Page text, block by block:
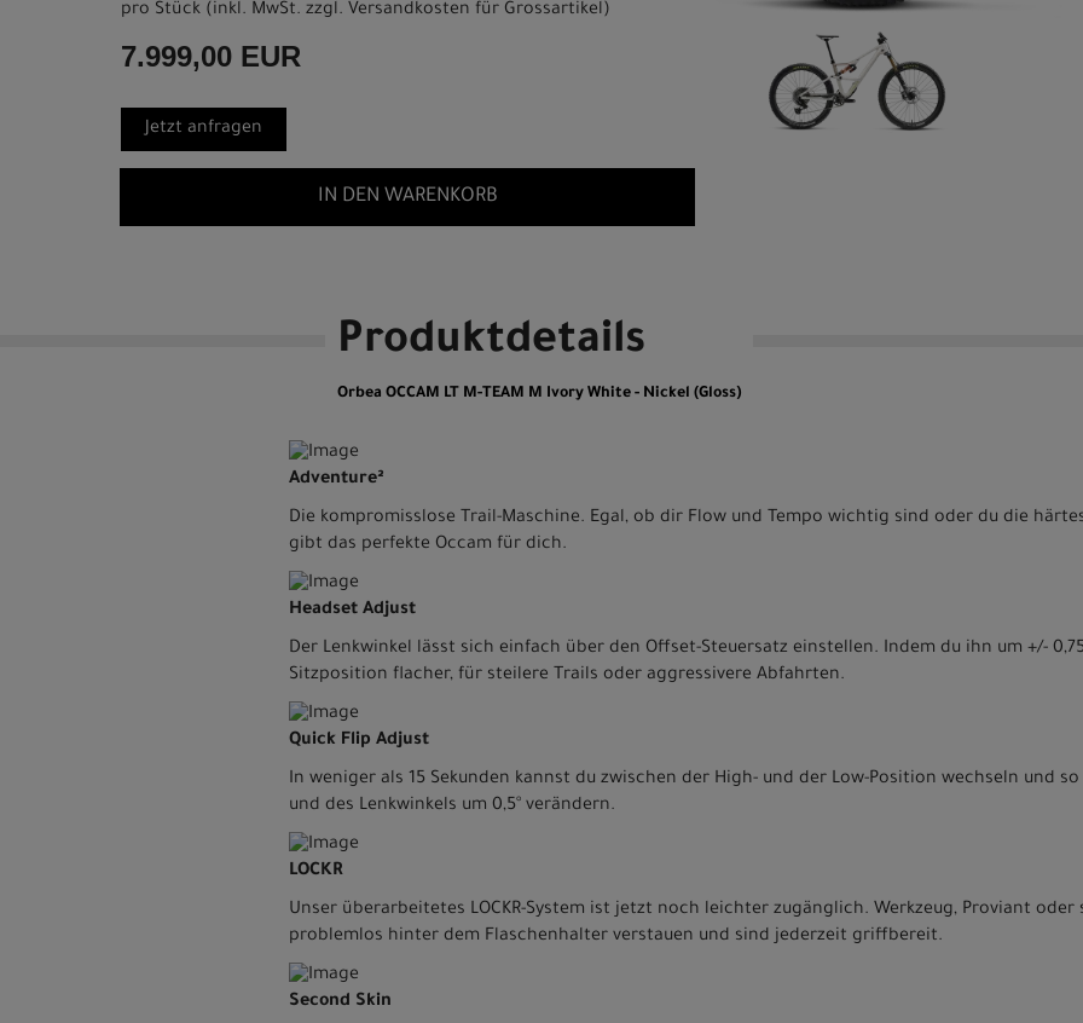
pro Stück (inkl. MwSt. zzgl. Versandkosten für Grossartikel)
7.999,00 EUR
Jetzt anfragen
IN DEN WARENKORB
Produktdetails
Orbea OCCAM LT M-TEAM M Ivory White - Nickel (Gloss)
Adventure²
Die kompromisslose Trail-Maschine. Egal, ob dir Flow und Tempo wichtig sind oder du die
gibt das perfekte Occam für dich.
Headset Adjust
Der Lenkwinkel lässt sich einfach über den Offset-Steuersatz einstellen. Indem du ihn um +/-
Sitzposition flacher, für steilere Trails oder aggressivere Abfahrten.
Quick Flip Adjust
In weniger als 15 Sekunden kannst du zwischen der High- und der Low-Position wechseln und
und des Lenkwinkels um 0,5° verändern.
LOCKR
Unser überarbeitetes LOCKR-System ist jetzt noch leichter zugänglich. Werkzeug, Proviant oder
problemlos hinter dem Flaschenhalter verstauen und sind jederzeit griffbereit.
Second Skin